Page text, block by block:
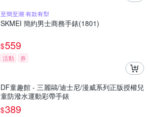
至簡至潮 有款有型
SKMEI 簡約男士商務手錶(1801)
$559
活動 券
DF童趣館 - 三麗鷗/迪士尼/漫威系列正版授權兒
童防潑水運動彩帶手錶
$389